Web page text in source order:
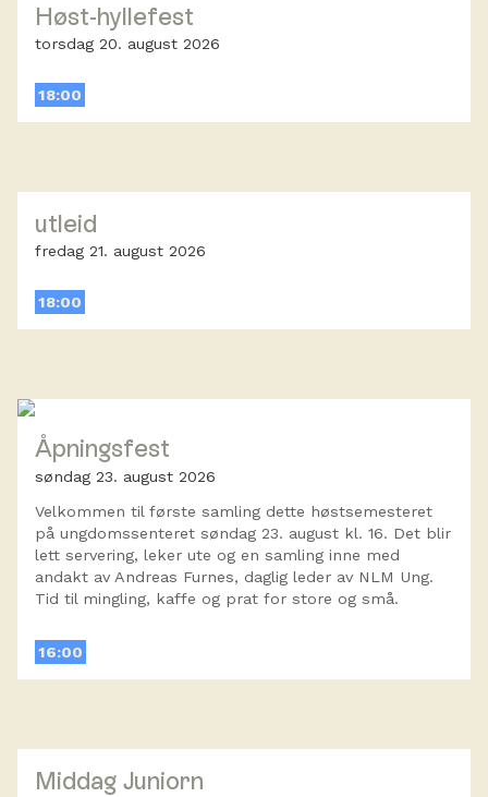
Høst-hyllefest
torsdag 20. august 2026
18:00
utleid
fredag 21. august 2026
18:00
Åpningsfest
søndag 23. august 2026
Velkommen til første samling dette høstsemesteret
på ungdomssenteret søndag 23. august kl. 16. Det blir
lett servering, leker ute og en samling inne med
andakt av Andreas Furnes, daglig leder av NLM Ung.
Tid til mingling, kaffe og prat for store og små.
16:00
Middag Juniorn